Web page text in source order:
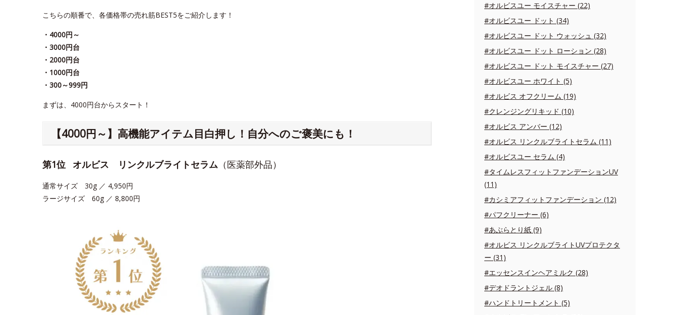
こちらの順番で、各価格帯の売れ筋BEST5をご紹介します！
・4000円～
・3000円台
・2000円台
・1000円台
・300～999円
まずは、4000円台からスタート！
【4000円～】高機能アイテム目白押し！自分へのご褒美にも！
第1位 オルビス リンクルブライトセラム （医薬部外品）
通常サイズ 30g ／ 4,950円
ラージサイズ 60g ／ 8,800円
#オルビスユー モイスチャー (22)
#オルビスユー ドット (34)
#オルビスユー ドット ウォッシュ (32)
#オルビスユー ドット ローション (28)
#オルビスユー ドット モイスチャー (27)
#オルビスユー ホワイト (5)
#オルビス オフクリーム (19)
#クレンジングリキッド (10)
#オルビス アンバー (12)
#オルビス リンクルブライトセラム (11)
#オルビスユー セラム (4)
#タイムレスフィットファンデーションUV
(11)
#カシミアフィットファンデーション (12)
#パフクリーナー (6)
#あぶらとり紙 (9)
#オルビス リンクルブライトUVプロテクタ
ー (31)
#エッセンスインヘアミルク (28)
#デオドラントジェル (8)
#ハンドトリートメント (5)